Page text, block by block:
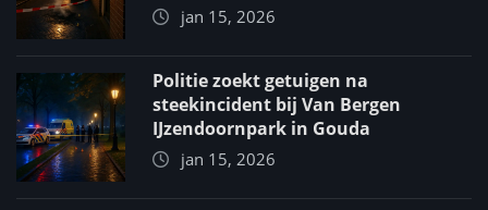
jan 15, 2026
Politie zoekt getuigen na
steekincident bij Van Bergen
IJzendoornpark in Gouda
jan 15, 2026